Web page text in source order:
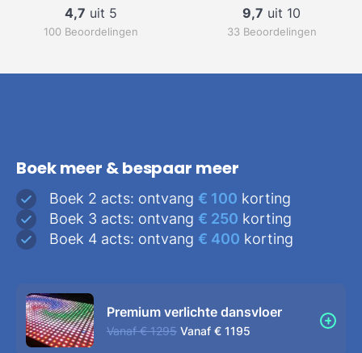
4,7 uit 5
100 Beoordelingen
9,7 uit 10
33 Beoordelingen
Boek meer & bespaar meer
Boek 2 acts: ontvang € 100 korting
Boek 3 acts: ontvang € 250 korting
Boek 4 acts: ontvang € 400 korting
Premium verlichte dansvloer
Vanaf € 1295 Vanaf € 1195